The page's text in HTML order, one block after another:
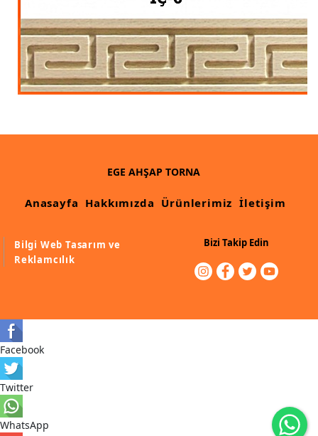
Cibinlik
Cnc Ürün Çeşitleri
Diğer Ahşap Ürünler
Kartonpiyer Kapı Vitrin Çıtaları
Kartonpiyer Vitrin Çıtaları
Kontra Mdf Cnc Seperatör
Köşe ve Kartonpiyer Profilleri
Lambri Kapı Kavisleri
Masif Üzeri Cnc Yazı, Desen, Logo İşleme
EGE AHŞAP TORNA
Anasayfa Hakkımızda Ürünlerimiz İletişim
Bilgi Web Tasarım ve
Reklamcılık
Bizi Takip Edin
Facebook
Twitter
WhatsApp